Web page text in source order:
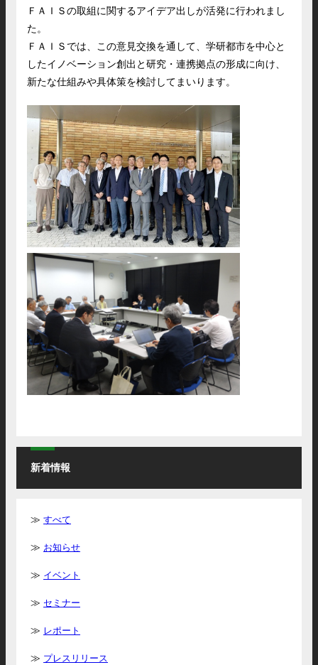
ＦＡＩＳの取組に関するアイデア出しが活発に行われまし
た。
ＦＡＩＳでは、この意見交換を通して、学研都市を中心と
したイノベーション創出と研究・連携拠点の形成に向け、
新たな仕組みや具体策を検討してまいります。
新着情報
すべて
お知らせ
イベント
セミナー
レポート
プレスリリース